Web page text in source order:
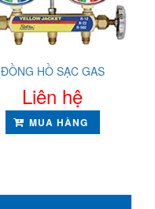
ĐỒNG HỒ SẠC GAS
Liên hệ
MUA HÀNG